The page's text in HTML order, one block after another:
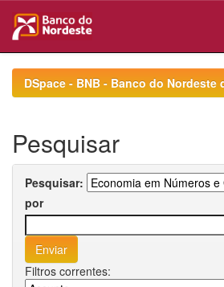
navigationDSpace - BNB - Banco do Nordeste
Pesquisar
Pesquisar:
por
Filtros correntes: